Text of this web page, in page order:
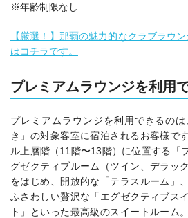
※年齢制限なし
【厳選！】那覇の魅力的なクラブラウ
はコチラです。
プレミアムラウンジを利用
プレミアムラウンジを利用できるの
き」の対象客室に宿泊されるお客様で
ル上層階（11階〜13階）に位置する「
グゼクティブルーム（ツイン、デラッ
をはじめ、開放的な「テラスルーム」
ふさわしい贅沢な「エグゼクティブス
ト」といった最高級のスイートルーム